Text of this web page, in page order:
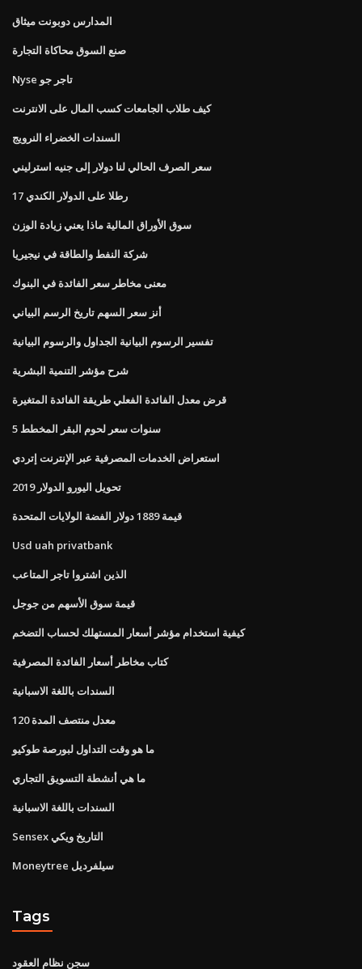
المدارس دوبونت ميثاق
صنع السوق محاكاة التجارة
Nyse تاجر جو
كيف طلاب الجامعات كسب المال على الانترنت
السندات الخضراء النرويج
سعر الصرف الحالي لنا دولار إلى جنيه استرليني
17 رطلا على الدولار الكندي
سوق الأوراق المالية ماذا يعني زيادة الوزن
شركة النفط والطاقة في نيجيريا
معنى مخاطر سعر الفائدة في البنوك
أنز سعر السهم تاريخ الرسم البياني
تفسير الرسوم البيانية الجداول والرسوم البيانية
شرح مؤشر التنمية البشرية
قرض معدل الفائدة الفعلي طريقة الفائدة المتغيرة
5 سنوات سعر لحوم البقر المخطط
استعراض الخدمات المصرفية عبر الإنترنت إتردي
تحويل اليورو الدولار 2019
قيمة 1889 دولار الفضة الولايات المتحدة
Usd uah privatbank
الذين اشتروا تاجر المتاعب
قيمة سوق الأسهم من جوجل
كيفية استخدام مؤشر أسعار المستهلك لحساب التضخم
كتاب مخاطر أسعار الفائدة المصرفية
السندات باللغة الاسبانية
120 معدل منتصف المدة
ما هو وقت التداول لبورصة طوكيو
ما هي أنشطة التسويق التجاري
السندات باللغة الاسبانية
Sensex التاريخ ويكي
Moneytree سيلفرديل
Tags
سجن نظام العقود